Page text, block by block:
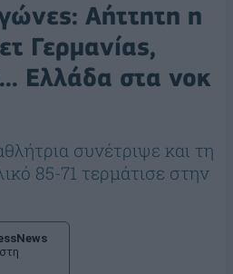
Αήττητη η
Γερμανίας,
Ελλάδα στα νοκ
συνέτριψε και τη
85-71 τερμάτισε στην